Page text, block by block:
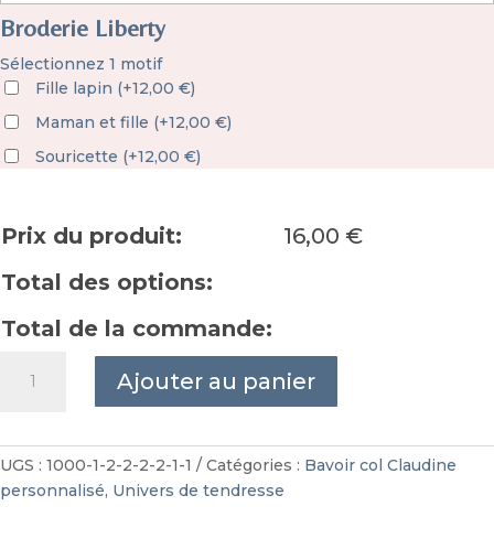
Broderie Liberty
Sélectionnez 1 motif
Fille lapin (+12,00 €)
Maman et fille (+12,00 €)
Souricette (+12,00 €)
Prix du produit: 16,00 €
Total des options:
Total de la commande:
liberty
col
Ajouter au panier
UGS : 1000-1-2-2-2-2-1-1 Catégories : Bavoir col Claudine
personnalisé, Univers de tendresse